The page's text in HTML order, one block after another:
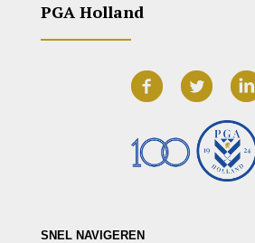
PGA Holland
SNEL NAVIGEREN